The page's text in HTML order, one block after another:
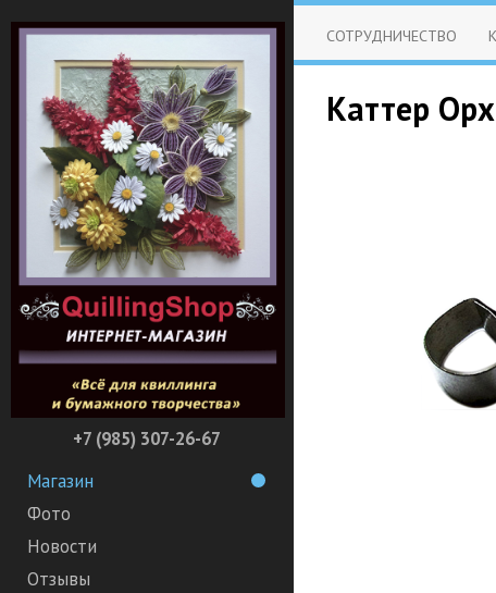
+7 (985) 307-26-67
Магазин
Фото
Новости
Отзывы
СОТРУДНИЧЕСТВО
Каттер